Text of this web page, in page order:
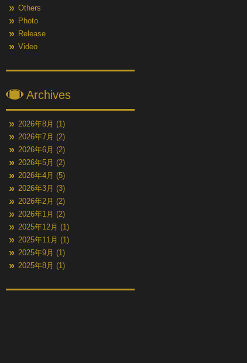
Others
Photo
Release
Video
Archives
2026年8月 (1)
2026年7月 (2)
2026年6月 (2)
2026年5月 (2)
2026年4月 (5)
2026年3月 (3)
2026年2月 (2)
2026年1月 (2)
2025年12月 (1)
2025年11月 (1)
2025年9月 (1)
2025年8月 (1)